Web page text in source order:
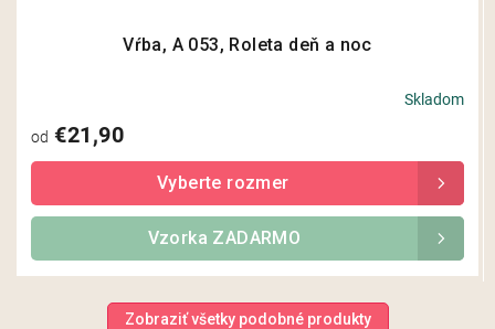
Vŕba, A 053, Roleta deň a noc
Skladom
od €21,90
Vzorka ZADARMO
Zobraziť všetky podobné produkty